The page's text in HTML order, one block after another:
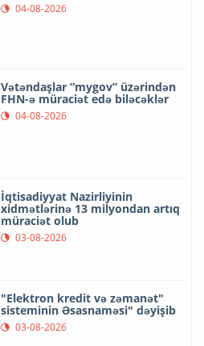
04-08-2026
Vətəndaşlar “mygov” üzərindən
FHN-ə müraciət edə biləcəklər
04-08-2026
İqtisadiyyat Nazirliyinin
xidmətlərinə 13 milyondan artıq
müraciət olub
03-08-2026
"Elektron kredit və zəmanət"
sisteminin Əsasnaməsi" dəyişib
03-08-2026